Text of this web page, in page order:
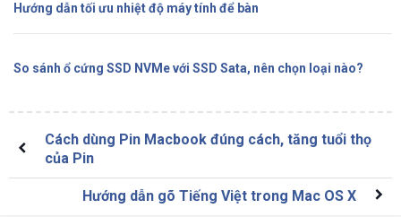
Hướng dẫn tối ưu nhiệt độ máy tính để bàn
So sánh ổ cứng SSD NVMe với SSD Sata, nên chọn loại nào?
Cách dùng Pin Macbook đúng cách, tăng tuổi thọ
của Pin
Hướng dẫn gõ Tiếng Việt trong Mac OS X